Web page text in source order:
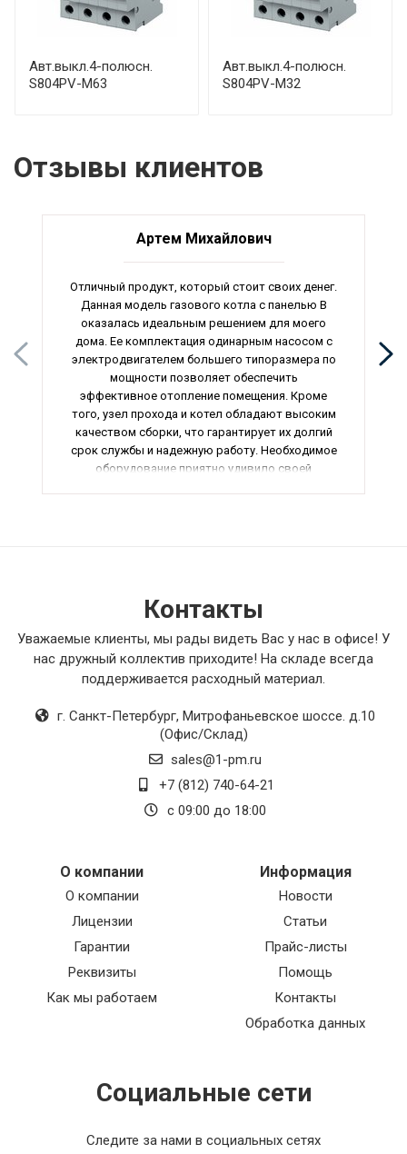
Авт.выкл.4-полюсн.
S804PV-M63
Авт.выкл.4-полюсн.
S804PV-M32
Отзывы клиентов
Артем Михайлович
Отличный продукт, который стоит своих денег.
Данная модель газового котла с панелью B
оказалась идеальным решением для моего
дома. Ее комплектация одинарным насосом с
электродвигателем большего типоразмера по
мощности позволяет обеспечить
эффективное отопление помещения. Кроме
того, узел прохода и котел обладают высоким
качеством сборки, что гарантирует их долгий
срок службы и надежную работу. Необходимое
оборудование приятно удивило своей
не только отлично справляются со своей
функцией, но и стильно смотрятся в интерьере.
Установка была быстрой и без проблем, что
также является большим плюсом. Аксессуары
для крышных вентиляторов оказались
прочные и надежные. Радиальный вентилятор
низкого давления порадовал своей тихой
работой и эффективным проветриванием
помещения.
Итоговая оценка данного товара - отлично. Я
качеством, долговечностью и максимальной
сочетание функциональности и стильного
дизайна делают этот товар настоящим
находкой для тех, кто ценит комфорт и
Контакты
Уважаемые клиенты, мы рады видеть Вас у нас в офисе! У
нас дружный коллектив приходите! На складе всегда
поддерживается расходный материал.
г. Санкт-Петербург, Митрофаньевское шоссе. д.10
(Офис/Склад)
sales@1-pm.ru
+7 (812) 740-64-21
с 09:00 до 18:00
О компании
О компании
Лицензии
Гарантии
Реквизиты
Как мы работаем
Информация
Новости
Статьи
Прайс-листы
Помощь
Контакты
Обработка данных
Социальные сети
Следите за нами в социальных сетях